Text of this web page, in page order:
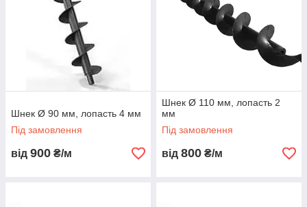
Шнек Ø 90 мм, лопасть 4 мм
Під замовлення
від 900 ₴/м
Шнек Ø 110 мм, лопасть 2
мм
Під замовлення
від 800 ₴/м